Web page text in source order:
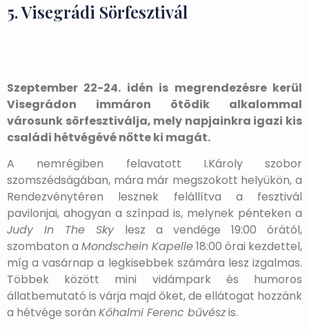
5. Visegrádi Sörfesztivál
Szeptember 22-24. idén is megrendezésre kerül
Visegrádon immáron ötödik alkalommal
városunk sörfesztiválja, mely napjainkra igazi kis
családi hétvégévé nőtte ki magát.
A nemrégiben felavatott I.Károly szobor
szomszédságában, mára már megszokott helyükön, a
Rendezvénytéren lesznek felállítva a fesztivál
pavilonjai, ahogyan a színpad is, melynek pénteken a
Judy In The Skylesz a vendége 19:00 órától,
szombaton a Mondschein Kapelle18:00 órai kezdettel,
míg a vasárnap a legkisebbek számára lesz izgalmas.
Többek között mini vidámpark és humoros
állatbemutató is várja majd őket, de ellátogat hozzánk
a hétvége során Kőhalmi Ferenc bűvészis.